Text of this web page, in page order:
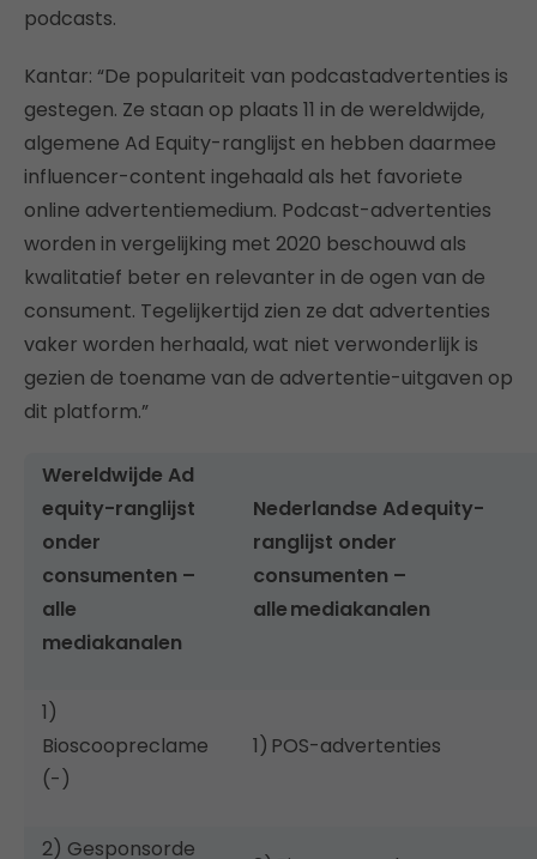
podcasts.
Kantar: “De populariteit van podcastadvertenties is
gestegen. Ze staan op plaats 11 in de wereldwijde,
algemene Ad Equity-ranglijst en hebben daarmee
influencer-content ingehaald als het favoriete
online advertentiemedium. Podcast-advertenties
worden in vergelijking met 2020 beschouwd als
kwalitatief beter en relevanter in de ogen van de
consument. Tegelijkertijd zien ze dat advertenties
vaker worden herhaald, wat niet verwonderlijk is
gezien de toename van de advertentie-uitgaven op
dit platform.”
Wereldwijde Ad
equity-ranglijst
onder
consumenten –
alle
mediakanalen
Nederlandse Ad equity-
ranglijst onder
consumenten –
alle mediakanalen
1)
Bioscoopreclame
(-)
1) POS-advertenties
2) Gesponsorde